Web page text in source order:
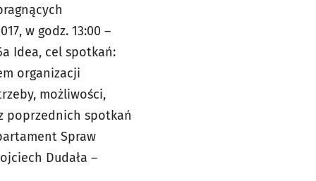
w godz. 13:00 –
Idea, cel spotkań:
organizacji
możliwości,
poprzednich spotkań
Spraw
Dudała –